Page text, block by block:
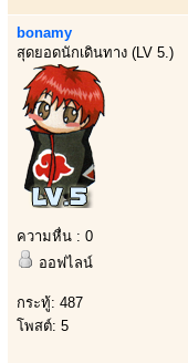
bonamy
สุดยอดนักเดินทาง (LV 5.)
ความหื่น : 0
ออฟไลน์
กระทู้: 487
โพสต์: 5